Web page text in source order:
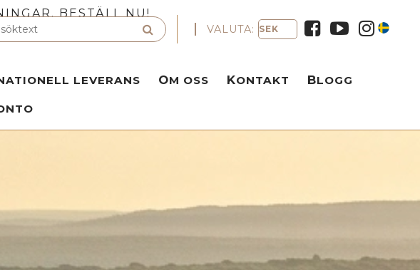
BESTÄLL NU!
VALUTA:
LEVERANS OM OSS KONTAKT BLOGG